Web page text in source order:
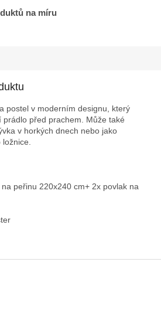
na míru
postel v moderním designu, který
před prachem. Může také
v horkých dnech nebo jako
na peřinu 220x240 cm+ 2x povlak na